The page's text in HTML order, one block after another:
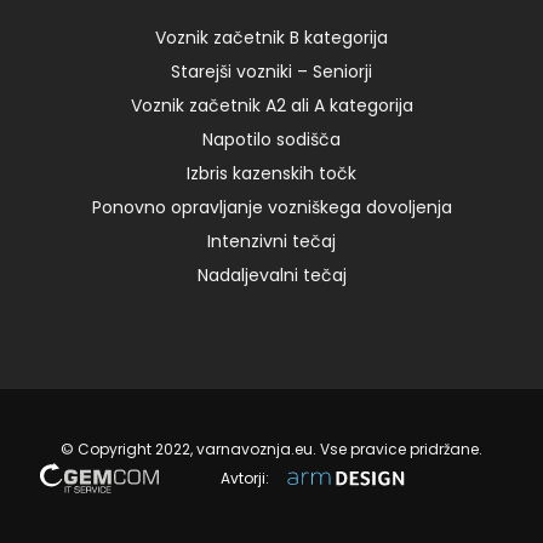
08. 01. 2024
Voznik začetnik B kategorija
Starejši vozniki – Seniorji
Voznik začetnik A2 ali A kategorija
Napotilo sodišča
Izbris kazenskih točk
Ponovno opravljanje vozniškega dovoljenja
Intenzivni tečaj
Nadaljevalni tečaj
© Copyright 2022, varnavoznja.eu. Vse pravice pridržane.
Avtorji: